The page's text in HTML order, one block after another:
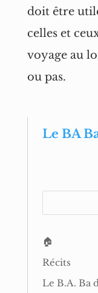
doit être
celles et
voyage au
ou pas.
Le BA
🏠
Récits
Le B.A. Ba